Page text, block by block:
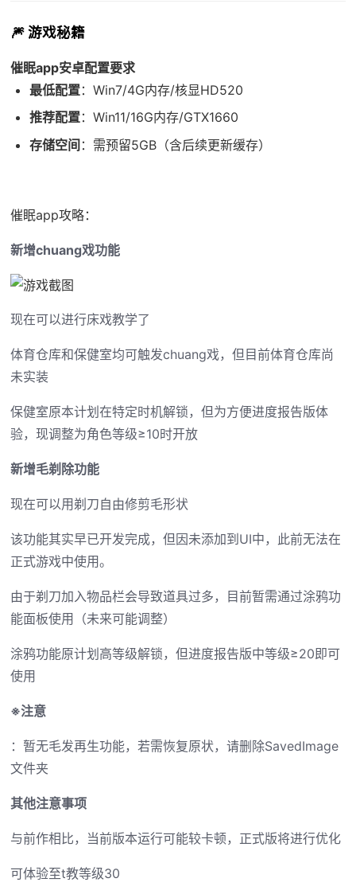
🎆 游戏秘籍
催眠app安卓配置要求
​最低配置​​：Win7/4G内存/核显HD520
​推荐配置​​：Win11/16G内存/GTX1660
​存储空间​ ​：需预留5GB（含后续更新缓存）
催眠app攻略：
新增chuang戏功能
现在可以进行床戏教学了
体育仓库和保健室均可触发chuang戏，但目前体育仓库尚
未实装
保健室原本计划在特定时机解锁，但为方便进度报告版体
验，现调整为角色等级≥10时开放
新增毛剃除功能
现在可以用剃刀自由修剪毛形状
该功能其实早已开发完成，但因未添加到UI中，此前无法在
正式游戏中使用。
由于剃刀加入物品栏会导致道具过多，目前暂需通过涂鸦功
能面板使用（未来可能调整）
涂鸦功能原计划高等级解锁，但进度报告版中等级≥20即可
使用
※注意
：暂无毛发再生功能，若需恢复原状，请删除SavedImage
文件夹
其他注意事项
与前作相比，当前版本运行可能较卡顿，正式版将进行优化
可体验至t教等级30